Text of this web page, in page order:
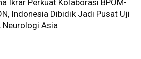
Ikrar Perkuat Kolaborasi BPOM-
Indonesia Dibidik Jadi Pusat Uji
Neurologi Asia